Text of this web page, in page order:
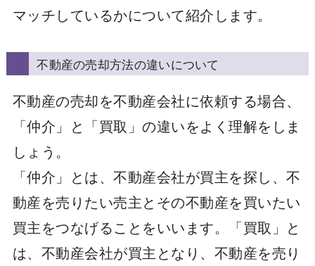
マッチしているかについて紹介します。
不動産の売却方法の違いについて
不動産の売却を不動産会社に依頼する場合、
「仲介」と「買取」の違いをよく理解をしま
しょう。
「仲介」とは、不動産会社が買主を探し、不
動産を売りたい売主とその不動産を買いたい
買主をつなげることをいいます。「買取」と
は、不動産会社が買主となり、不動産を売り